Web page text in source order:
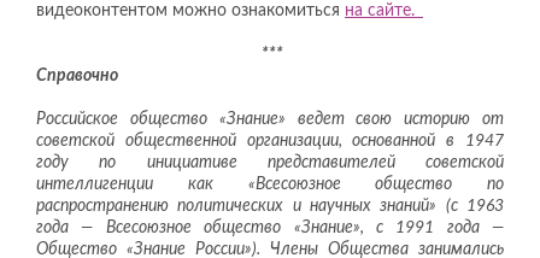
видеоконтентом можно ознакомиться на сайте.
***
Справочно
Российское общество «Знание» ведет свою историю от
советской общественной организации, основанной в 1947
году по инициативе представителей советской
интеллигенции как «Всесоюзное общество по
распространению политических и научных знаний» (с 1963
года — Всесоюзное общество «Знание», с 1991 года —
Общество «Знание России»). Члены Общества занимались